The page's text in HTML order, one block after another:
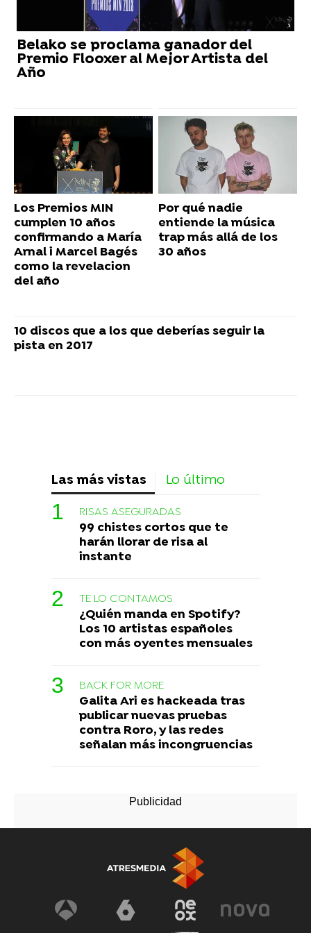
Belako se proclama ganador del
Premio Flooxer al Mejor Artista del
Año
Los Premios MIN
cumplen 10 años
confirmando a María
Arnal i Marcel Bagés
como la revelacion
del año
Por qué nadie
entiende la música
trap más allá de los
30 años
10 discos que a los que deberías seguir la
pista en 2017
Las más vistas Lo último
RISAS ASEGURADAS
99 chistes cortos que te
harán llorar de risa al
instante
TE LO CONTAMOS
¿Quién manda en Spotify?
Los 10 artistas españoles
con más oyentes mensuales
BACK FOR MORE
Galita Ari es hackeada tras
publicar nuevas pruebas
contra Roro, y las redes
señalan más incongruencias